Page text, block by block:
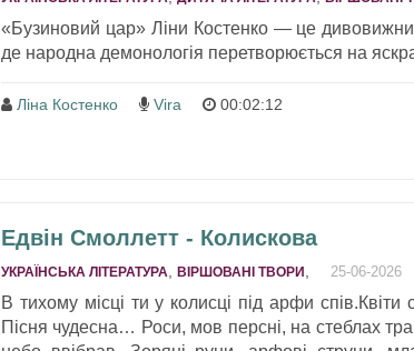
«Бузиновий цар» Ліни Костенко — це
де народна демонологія перетворюється на
Ліна Костенко Vira 00:02:12
Едвін Смоллетт - Колискова
УКРАЇНСЬКА ЛІТЕРАТУРА, ВІРШОВАНІ ТВОРИ , 25-06-2026
В тихому місці ти у колисці під арфи спів.Квіти
Пісня чудесна… Роси, мов персні, на стеблах